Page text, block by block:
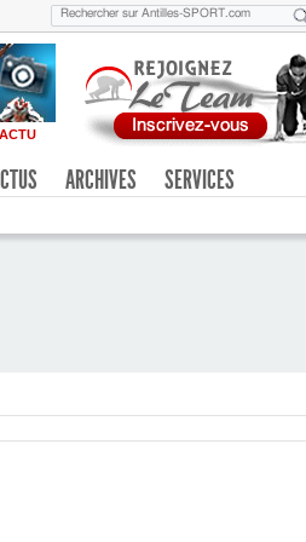
ARCHIVES SERVICES